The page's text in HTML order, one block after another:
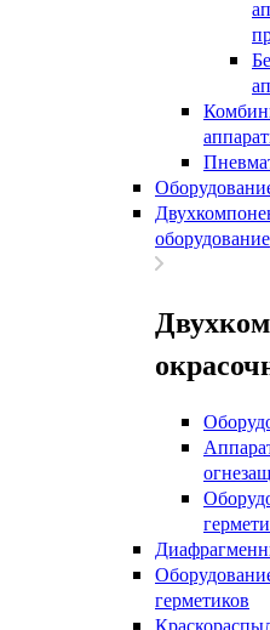
оборудование
герметиков